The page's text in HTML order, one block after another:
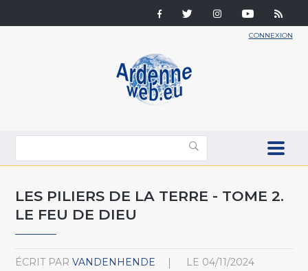
CONNEXION
LES PILIERS DE LA TERRE - TOME 2.
LE FEU DE DIEU
ÉCRIT PAR VANDENHENDE LE 04/11/2024